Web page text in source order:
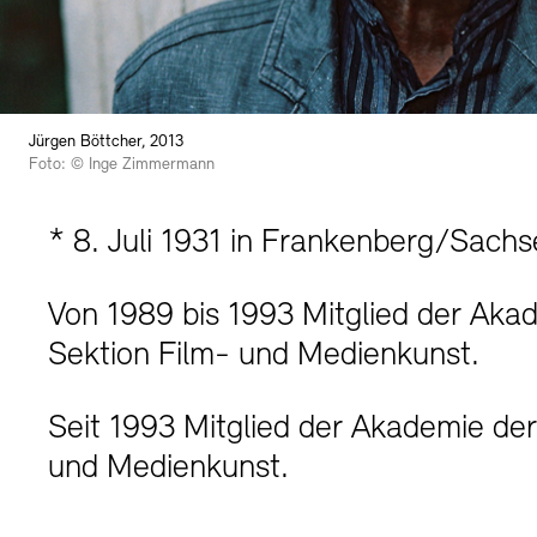
Buchläden
Tickets und Preise Öffnungszeiten
Vermittlungsprogramm
Tickets und Preise Öffnungszeiten
Jürgen Böttcher, 2013
Foto: © Inge Zimmermann
* 8. Juli 1931 in Frankenberg/
Von 1989 bis 1993 Mitglied der
Sektion Film- und Medienkunst.
Seit 1993 Mitglied der Akademie
und Medienkunst.